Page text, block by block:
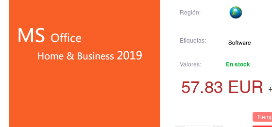
Región:
Etiquetas:
Valores: En stock
57.83 EUR